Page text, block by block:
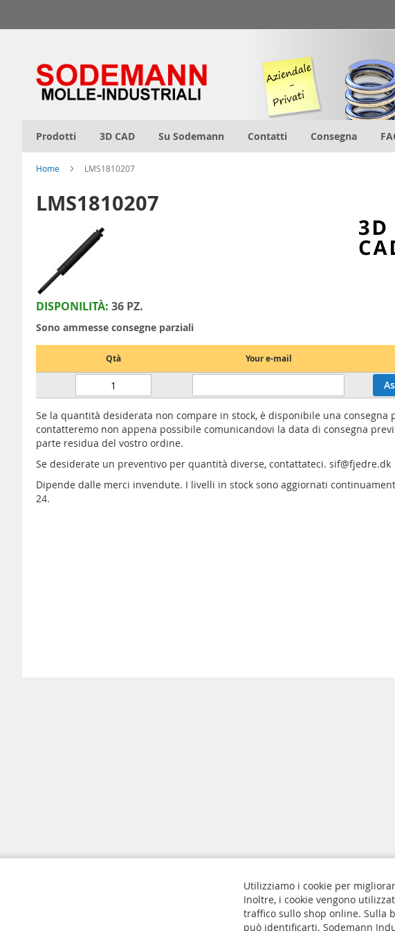
al
Prodotti 3D CAD Su Sodemann Contatti Consegna
Home LMS1810207
LMS1810207
DISPONILITÀ: 36 PZ.
Sono ammesse consegne parziali
Qtà Your e-mail
Se la quantità desiderata non compare in stock, è disponibile una consegna
contatteremo non appena possibile comunicandovi la data di consegna
parte residua del vostro ordine.
Se desiderate un preventivo per quantità diverse, contattateci. sif@fjedre.dk
Dipende dalle merci invendute. I livelli in stock sono aggiornati
24.
Contattaci
Norme sulla Privacy e sui
Cookie Settings
Utilizziamo i cookie per
Inoltre, i cookie vengono
traffico sullo shop online. Sulla
può identificarti. Sodemann